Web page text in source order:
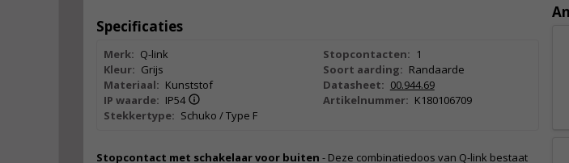
Specificaties
Merk: Q-link
Kleur: Grijs
Materiaal: Kunststof
IP waarde: IP54
Stekkertype: Schuko / Type F
Stopcontacten: 1
Soort aarding: Randaarde
Datasheet: 00.944.69
Artikelnummer: K180106709
Stopcontact met schakelaar voor buiten - Deze combinatiedoos van Q-link bestaat